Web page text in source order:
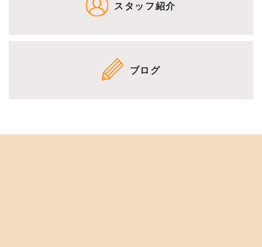
スタッフ紹介
ブログ